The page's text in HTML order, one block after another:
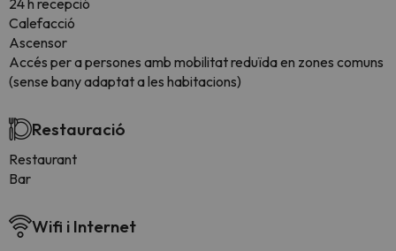
24 h recepció
Calefacció
Ascensor
Accés per a persones amb mobilitat reduïda en zones comuns
(sense bany adaptat a les habitacions)
Restauració
Restaurant
Bar
Wifi i Internet